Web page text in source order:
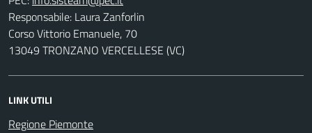
Responsabile: Laura Zanforlin
Corso Vittorio Emanuele, 70
13049 TRONZANO VERCELLESE (VC)
LINK UTILI
Regione Piemonte